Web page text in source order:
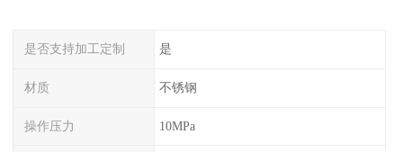
是否支持加工定制 是
材质 不锈钢
操作压力 10MPa